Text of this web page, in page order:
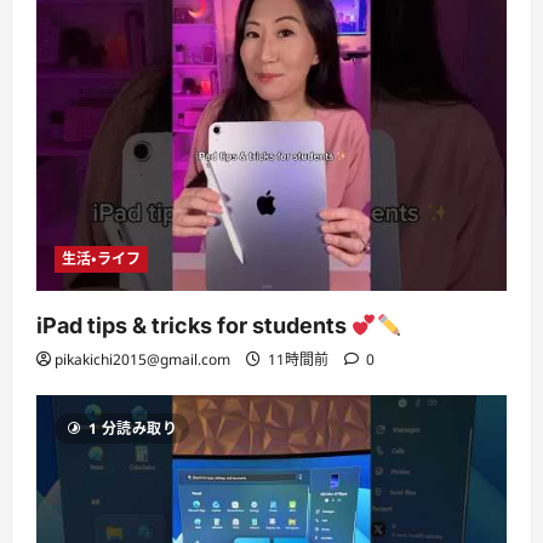
生活・ライフ
iPad tips & tricks for students
pikakichi2015@gmail.com 11時間前 0
1 分読み取り